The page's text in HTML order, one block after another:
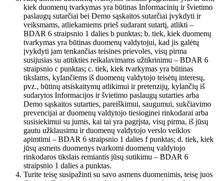
kiek duomenų tvarkymas yra būtinas Informacinių ir švietimo
paslaugų sutarčiai bei Demo sąskaitos sutarčiai įvykdyti ir
veiksmams, atliekamiems prieš sudarant sutartį, atlikti –
BDAR 6 straipsnio 1 dalies b punktas; b. tiek, kiek duomenų
tvarkymas yra būtinas duomenų valdytojui, kad jis galėtų
įvykdyti jam tenkančias teisines prievoles, visų pirma
susijusias su atitikties reikalavimams užtikrinimu – BDAR 6
straipsnio c punktas; c. tiek, kiek tvarkymas yra būtinas
tikslams, kylančiems iš duomenų valdytojo teisėtų interesų,
pvz., būtinų atsiskaitymų atlikimui ir pretenzijų, kylančių iš
sudarytos Informacijos ir švietimo paslaugų sutarties arba
Demo sąskaitos sutarties, pareiškimui, saugumui, sukčiavimo
prevencijai ar duomenų valdytojo tiesioginei rinkodarai arba
susisiekimui su jumis, kai tai yra pagrįsta, visų pirma, iš jūsų
gautu užklausimu ir duomenų valdytojo verslo veiklos
apimtimi – BDAR 6 straipsnio 1 dalies f punktas; d. tiek, kiek
jūsų asmens duomenys tvarkomi duomenų valdytojo
rinkodaros tikslais remiantis jūsų sutikimu – BDAR 6
straipsnio 1 dalies a punktas.
Turite teisę susipažinti su savo asmens duomenimis, teisę juos